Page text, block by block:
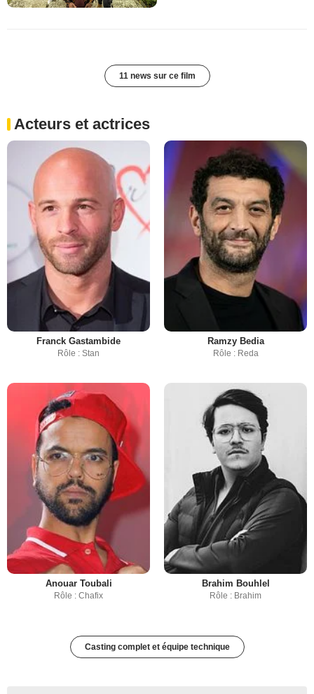
11 news sur ce film
Acteurs et actrices
Franck Gastambide
Rôle : Stan
Ramzy Bedia
Rôle : Reda
Anouar Toubali
Rôle : Chafix
Brahim Bouhlel
Rôle : Brahim
Casting complet et équipe technique